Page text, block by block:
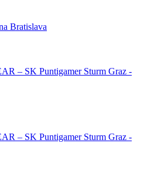
Bratislava
– SK Puntigamer Sturm Graz -
– SK Puntigamer Sturm Graz -